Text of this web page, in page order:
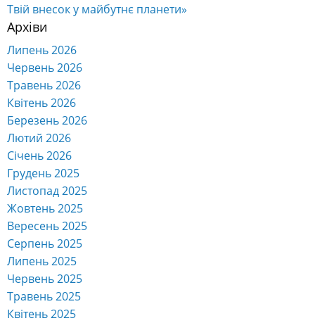
Твій внесок у майбутнє планети»
Архіви
Липень 2026
Червень 2026
Травень 2026
Квітень 2026
Березень 2026
Лютий 2026
Січень 2026
Грудень 2025
Листопад 2025
Жовтень 2025
Вересень 2025
Серпень 2025
Липень 2025
Червень 2025
Травень 2025
Квітень 2025